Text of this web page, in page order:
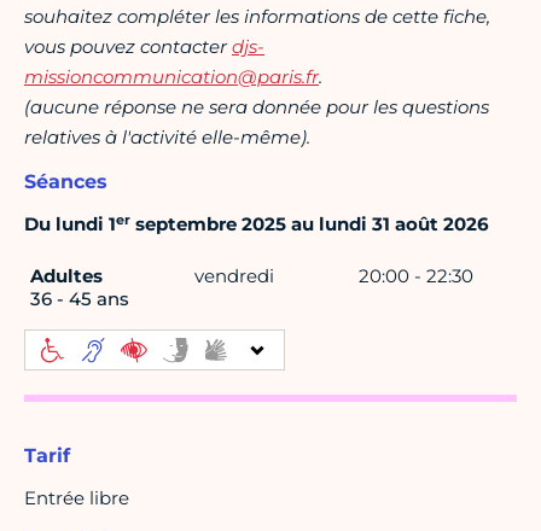
souhaitez compléter les informations de cette fiche,
vous pouvez contacterdjs-
missioncommunication@paris.fr.
(aucune réponse ne sera donnée pour les questions
relatives à l'activité elle-même).
Séances
Du lundi 1er septembre 2025 au lundi 31 août 2026
Adultes
36 - 45 ans
vendredi 20:00 - 22:30
Tarif
Entrée libre